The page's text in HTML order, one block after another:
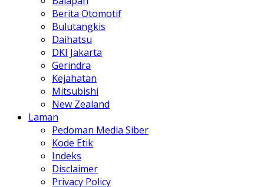
Berita Otomotif
Bulutangkis
Daihatsu
DKI Jakarta
Gerindra
Kejahatan
Mitsubishi
New Zealand
Laman
Pedoman Media Siber
Kode Etik
Indeks
Disclaimer
Privacy Policy